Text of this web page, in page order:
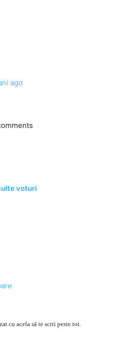
ago
voturi
cu acela să te scrii peste tot.